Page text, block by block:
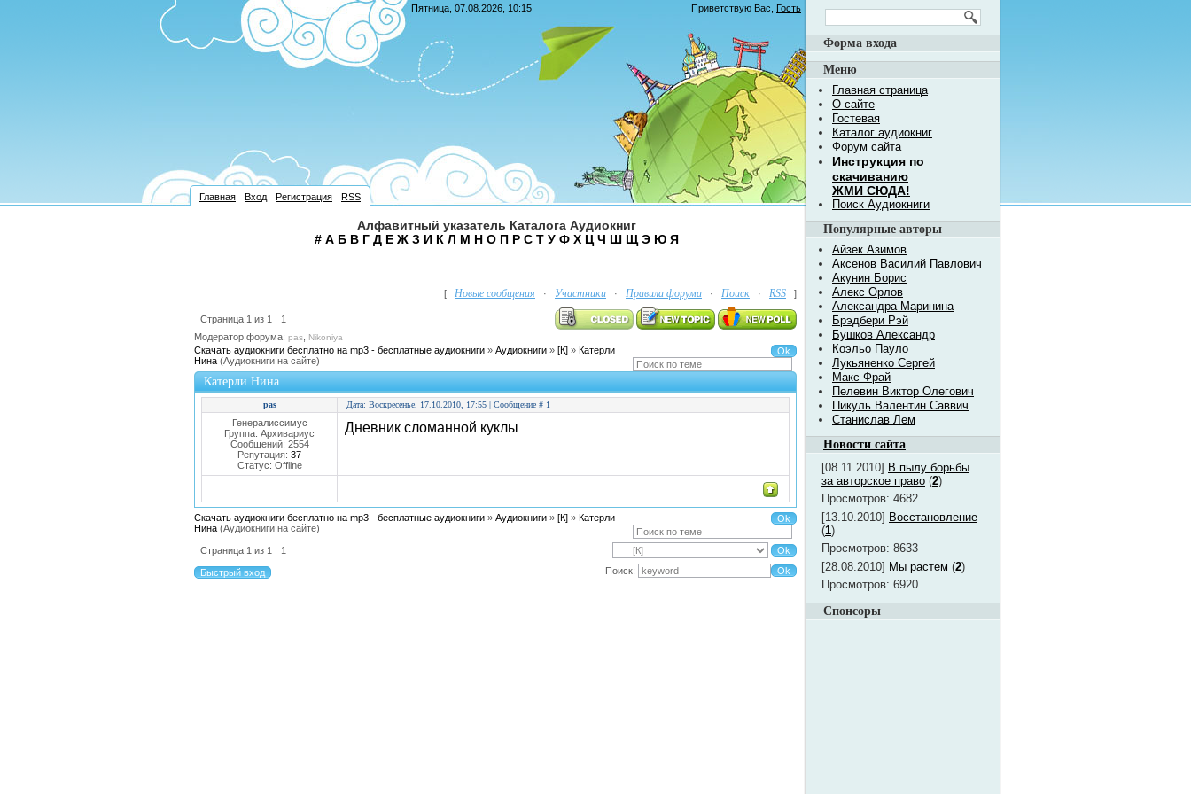
Пятница, 07.08.2026, 10:15 Приветствую Вас Гость
Главная Вход Регистрация RSS
Алфавитный указатель Каталога Аудиокниг
# А Б В Г Д Е Ж З И К Л М Н О П Р С Т У Ф Х Ц Ч Ш Щ Э Ю Я
[ Новые сообщения · Участники · Правила форума · Поиск · RSS ]
Страница 1 из 1
1
Модератор форума: pas Nikoniya
Скачать аудиокниги бесплатно на mp3 - бесплатные аудиокниги » Аудиокниги » [К] » Катерли
Нина (Аудиокниги на сайте)
Катерли Нина
pas Дата: Воскресенье, 17.10.2010, 17:55 | Сообщение # 1
Генералиссимус
Группа: Архивариус
Сообщений: 2554
Репутация: 37
Статус: Offline
Дневник сломанной куклы
Скачать аудиокниги бесплатно на mp3 - бесплатные аудиокниги » Аудиокниги » [К] » Катерли
Нина (Аудиокниги на сайте)
Страница 1 из 1
1
Поиск:
Форма входа
Меню
Главная страница
О сайте
Гостевая
Каталог аудиокниг
Форум сайта
Инструкция по
скачиванию
ЖМИ СЮДА!
Поиск Аудиокниги
Популярные авторы
Айзек Азимов
Аксенов Василий Павлович
Акунин Борис
Алекс Орлов
Александра Маринина
Брэдбери Рэй
Бушков Александр
Коэльо Пауло
Лукьяненко Сергей
Макс Фрай
Пелевин Виктор Олегович
Пикуль Валентин Саввич
Станислав Лем
Новости сайта
[08.11.2010] В пылу борьбы
за авторское право (2)
Просмотров: 4682
[13.10.2010] Восстановление
(1)
Просмотров: 8633
[28.08.2010] Мы растем (2)
Просмотров: 6920
Спонсоры